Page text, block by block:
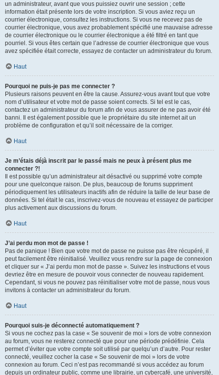
un administrateur, avant que vous puissiez ouvrir une session ; cette
information était présente lors de votre inscription. Si vous aviez reçu un
courrier électronique, consultez les instructions. Si vous ne recevez pas de
courrier électronique, vous avez probablement spécifié une mauvaise adresse
de courrier électronique ou le courrier électronique a été filtré en tant que
pourriel. Si vous êtes certain que l’adresse de courrier électronique que vous
avez spécifiée était correcte, essayez de contacter un administrateur du forum.
Haut
Pourquoi ne puis-je pas me connecter ?
Plusieurs raisons peuvent en être la cause. Assurez-vous avant tout que votre
nom d’utilisateur et votre mot de passe soient corrects. Si tel est le cas,
contactez un administrateur du forum afin de vous assurer de ne pas avoir été
banni. Il est également possible que le propriétaire du site internet ait un
problème de configuration et qu’il soit nécessaire de la corriger.
Haut
Je m’étais déjà inscrit par le passé mais ne peux à présent plus me
connecter ?!
Il est possible qu’un administrateur ait désactivé ou supprimé votre compte
pour une quelconque raison. De plus, beaucoup de forums suppriment
périodiquement les utilisateurs inactifs afin de réduire la taille de leur base de
données. Si tel était le cas, inscrivez-vous de nouveau et essayez de participer
plus activement aux discussions du forum.
Haut
J’ai perdu mon mot de passe !
Pas de panique ! Bien que votre mot de passe ne puisse pas être récupéré, il
peut facilement être réinitialisé. Veuillez vous rendre sur la page de connexion
et cliquer sur « J’ai perdu mon mot de passe ». Suivez les instructions et vous
devriez être en mesure de pouvoir vous connecter de nouveau rapidement.
Cependant, si vous ne pouvez pas réinitialiser votre mot de passe, nous vous
invitons à contacter un administrateur du forum.
Haut
Pourquoi suis-je déconnecté automatiquement ?
Si vous ne cochez pas la case « Se souvenir de moi » lors de votre connexion
au forum, vous ne resterez connecté que pour une période prédéfinie. Cela
permet d’éviter que votre compte soit utilisé par quelqu’un d’autre. Pour rester
connecté, veuillez cocher la case « Se souvenir de moi » lors de votre
connexion au forum. Ceci n’est pas recommandé si vous accédez au forum
depuis un ordinateur public, comme une librairie, un cybercafé, une université,